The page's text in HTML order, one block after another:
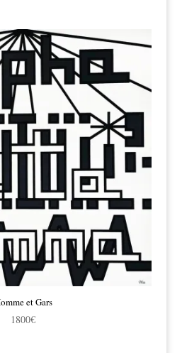
était :
1300€.
est :
1200€.
et Gars
1800€